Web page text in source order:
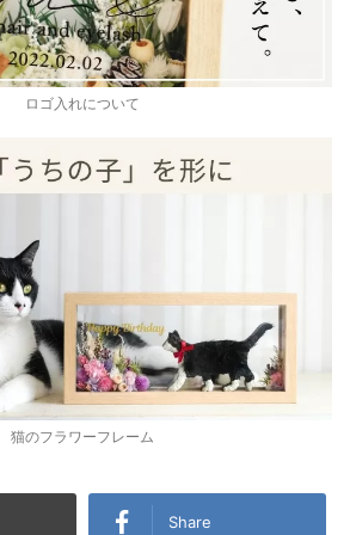
ロゴ入れについて
猫のフラワーフレーム
Share